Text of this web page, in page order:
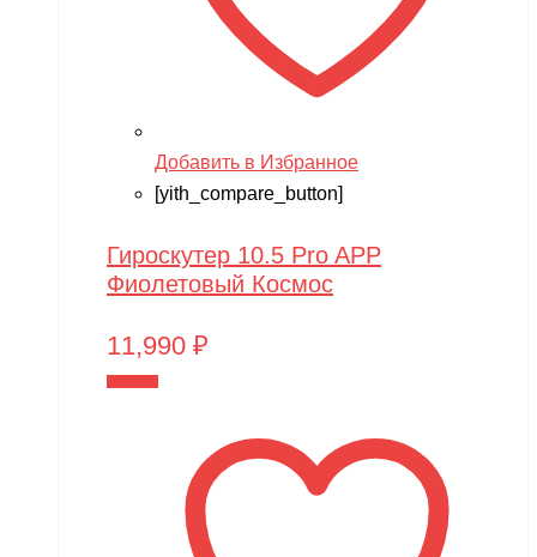
Добавить в Избранное
[yith_compare_button]
Гироскутер 10.5 Pro APP
Фиолетовый Космос
11,990 ₽